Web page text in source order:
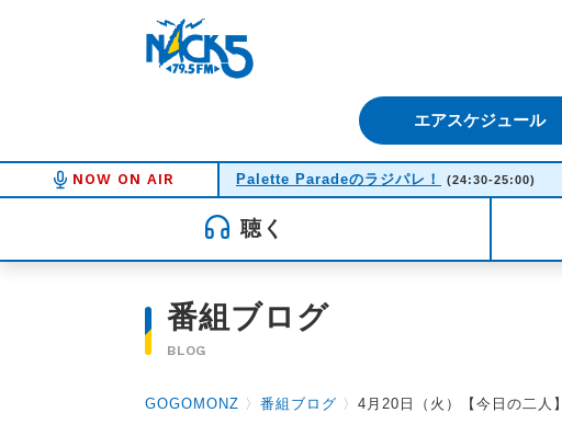
エアスケジュール
NOW ON AIR Palette Paradeのラジパレ！ (24:30-25:00)
聴く
番組ブログ
BLOG
GOGOMONZ 〉 番組ブログ 〉 4月20日（火）【今日の二人】